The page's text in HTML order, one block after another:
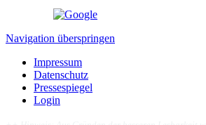
Navigation überspringen
Impressum
Datenschutz
Pressespiegel
Login